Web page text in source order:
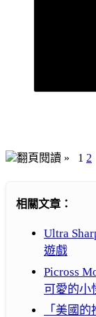
翻頁閱讀 » 1 2
相關文章：
Ultra
遊戲
Picross
可愛的小
「美國